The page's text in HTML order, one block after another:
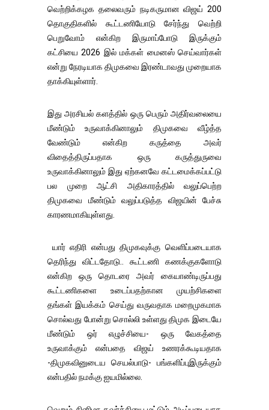
வெற்றிக்கழக தலைவரும் நடிகருமான விஜய் 200
தொகுதிகளில் கூட்டணியோடு சேர்ந்து வெற்றி
பெறுவோம் என்கிற இருமாப்போடு இருக்கும்
கட்சியை 2026 இல் மக்கள் மைனஸ் செய்வார்கள்
என்று நேரடியாக திமுகவை இரண்டாவது முறையாக
தாக்கியுள்ளார்.
இது அரசியல் களத்தில் ஒரு பெரும் அதிர்வலையை
மீண்டும் உருவாக்கினாலும் திமுகவை வீழ்த்த
வேண்டும் என்கிற கருத்தை அவர்
விதைத்திருப்பதாக ஒரு கருத்துருவை
உருவாக்கினாலும் இது ஏற்கனவே கட்டமைக்கப்பட்டு
பல முறை ஆட்சி அதிகாரத்தில் வலுப்பெற்ற
திமுகவை மீண்டும் வலுப்படுத்த விஜயின் பேச்சு
காரணமாகியுள்ளது.
யார் எதிரி என்பது திமுகவுக்கு வெளிப்படையாக
தெரிந்து விட்டதோடு.. கூட்டணி கணக்குகளோடு
என்கிற ஒரு தொடரை அவர் கையாண்டிருப்பது
கூட்டணிகளை உடைப்பதற்கான முயற்சிகளை
தங்கள் இயக்கம் செய்து வருவதாக மறைமுகமாக
சொல்வது போன்று சொல்லி உள்ளது திமுக இடையே
மீண்டும் ஒர் எழுச்சியை- ஒரு வேகத்தை
உருவாக்கும் என்பதை விஜய் உணரக்கூடியதாக
-திமுகவினுடைய செயல்பாடு- பங்களிப்புஇருக்கும்
என்பதில் நமக்கு ஐயமில்லை.